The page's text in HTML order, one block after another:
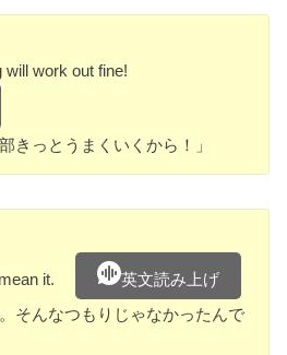
will work out fine!
きっとうまくいくから！」
mean it. 英文読み上げ
そんなつもりじゃなかったんで